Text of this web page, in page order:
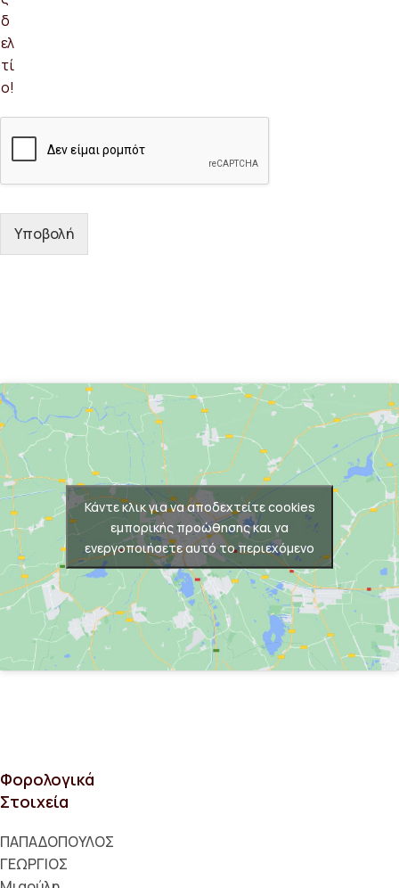
δ
ελ
τί
ο!
Υποβολή
Κάντε κλικ για να αποδεχτείτε cookies
εμπορικής προώθησης και να
ενεργοποιήσετε αυτό το περιεχόμενο
Φορολογικά
Στοιχεία
ΠΑΠΑΔΟΠΟΥΛΟΣ
ΓΕΩΡΓΙΟΣ